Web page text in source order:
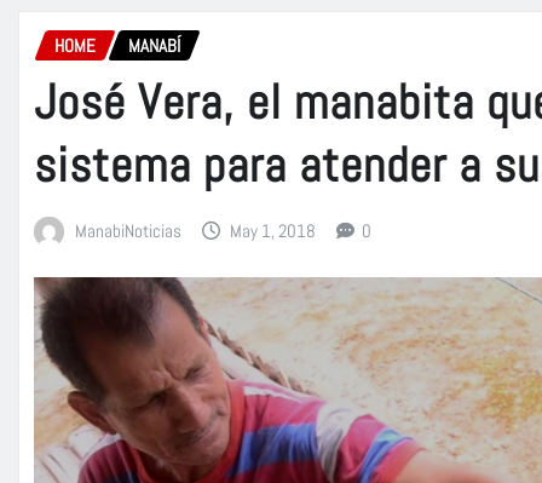
HOME MANABÍ
José Vera, el manabita
sistema para atender a
ManabiNoticias May 1, 2018 0